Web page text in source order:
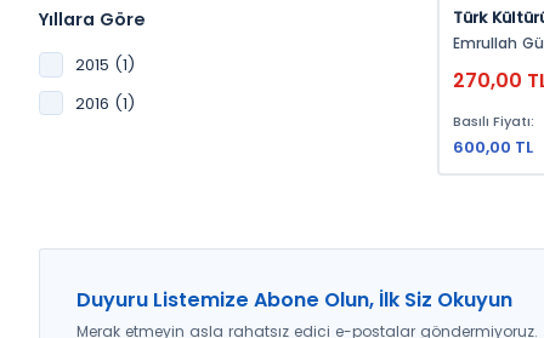
Yıllara Göre
2015 (1)
2016 (1)
Türk
Emrullah Güney, Ali
Öznur Yazıcı, Adnan
Mustafa Ertürk, Ünal
İhsan Bulut, Taşkın Deniz,
270,00
Basılı Fiyatı:
600,00 TL
Duyuru Listemize Abone Olun, İlk Siz Okuyun
Merak etmeyin asla rahatsız edici e-postalar göndermiyoruz.